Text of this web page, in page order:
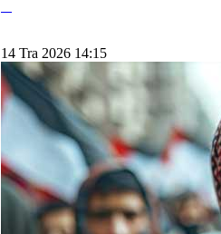
14 Tra 2026 14:15